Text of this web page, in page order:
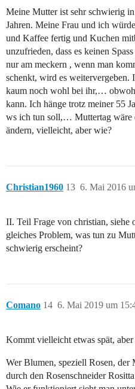
Meine Mutter ist sehr schwierig
Jahren. Meine Frau und ich
und Kaffee fertig und Kuchen
unzufrieden, dass es keinen
nur am meckern , wenn man
schenkt, wird es weitervergeben.
kaum noch wohl bei ihr,…
kann. Ich hänge trotz meiner 55
ws ich tun soll,… Muttertag wäre
ändern, vielleicht, aber wie?
Christian1960 6. Mai 2016
13
II. Teil Frage von christian, siehe
gleiches Problem, was tun zu
schwierig erscheint?
Comano 6. Mai 2019 um
14
Kommt vielleicht etwas spät,
Wer Blumen, speziell Rosen, der
durch den Rosenschneider